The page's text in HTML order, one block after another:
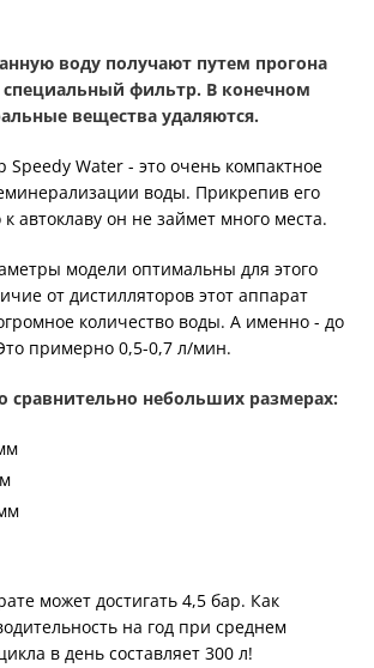
воду получают путем прогона
фильтр. В конечном
вещества удаляются.
Speedy Water - это очень компактное
воды. Прикрепив его
автоклаву он не займет много места.
модели оптимальны для этого
от дистилляторов этот аппарат
количество воды. А именно - до
примерно 0,5-0,7 л/мин.
сравнительно небольших размерах:
может достигать 4,5 бар. Как
на год при среднем
в день составляет 300 л!